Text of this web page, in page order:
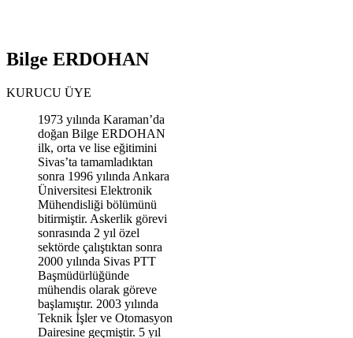
Bilge ERDOHAN
KURUCU ÜYE
1973 yılında Karaman’da
doğan Bilge ERDOHAN
ilk, orta ve lise eğitimini
Sivas’ta tamamladıktan
sonra 1996 yılında Ankara
Üniversitesi Elektronik
Mühendisliği bölümünü
bitirmiştir. Askerlik görevi
sonrasında 2 yıl özel
sektörde çalıştıktan sonra
2000 yılında Sivas PTT
Başmüdürlüğünde
mühendis olarak göreve
başlamıştır. 2003 yılında
Teknik İşler ve Otomasyon
Dairesine geçmiştir. 5 yıl